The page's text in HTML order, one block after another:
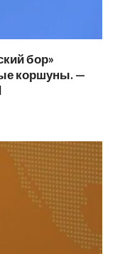
бор»
коршуны. —